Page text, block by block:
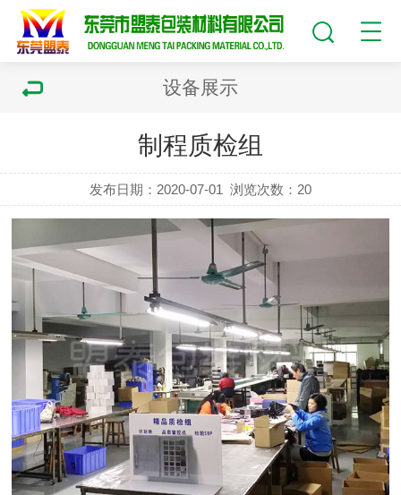
设备展示
制程质检组
发布日期：2020-07-01 浏览次数： 20